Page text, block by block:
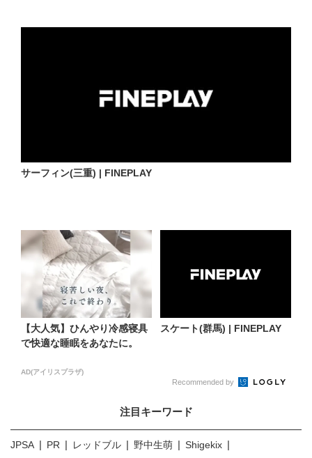
サーフィン(三重) | FINEPLAY
【大人気】ひんやり冷感寝具
で快適な睡眠をあなたに。
AD(アイリスプラザ)
スケート(群馬) | FINEPLAY
Recommended by
注目キーワード
JPSA PR レッドブル 野中生萌
Shigekix